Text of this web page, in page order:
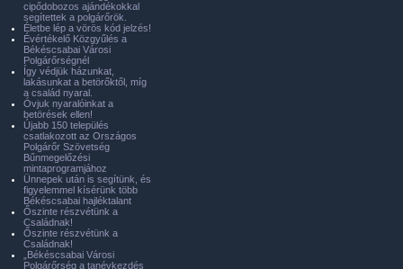
cipődobozos ajándékokkal
segítettek a polgárőrök.
Életbe lép a vörös kód jelzés!
Évértékelő Közgyűlés a
Békéscsabai Városi
Polgárőrségnél
Így védjük házunkat,
lakásunkat a betörőktől, míg
a család nyaral.
Óvjuk nyaralóinkat a
betörések ellen!
Újabb 150 település
csatlakozott az Országos
Polgárőr Szövetség
Bűnmegelőzési
mintaprogramjához
Ünnepek után is segítünk, és
figyelemmel kísérünk több
Békéscsabai hajléktalant
Őszinte részvétünk a
Családnak!
Őszinte részvétünk a
Családnak!
„Békéscsabai Városi
Polgárőrség a tanévkezdés